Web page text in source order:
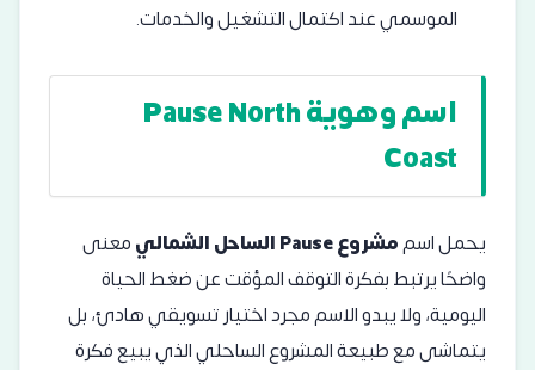
الموسمي عند اكتمال التشغيل والخدمات.
اسم وهوية Pause North
Coast
يحمل اسممشروع Pause الساحل الشمالي
معنى
واضحًا يرتبط بفكرة التوقف المؤقت عن ضغط الحياة
اليومية، ولا يبدو الاسم مجرد اختيار تسويقي هادئ، بل
يتماشى مع طبيعة المشروع الساحلي الذي يبيع فكرة